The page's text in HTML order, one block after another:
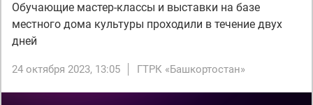
Обучающие мастер-классы и выставки на базе
местного дома культуры проходили в течение двух
дней
24 октября 2023, 13:05 ГТРК «Башкортостан»